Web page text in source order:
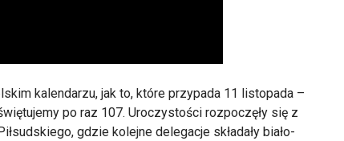
kalendarzu, jak to, które przypada 11 listopada –
po raz 107. Uroczystości rozpoczęły się z
łsudskiego, gdzie kolejne delegacje składały biało-